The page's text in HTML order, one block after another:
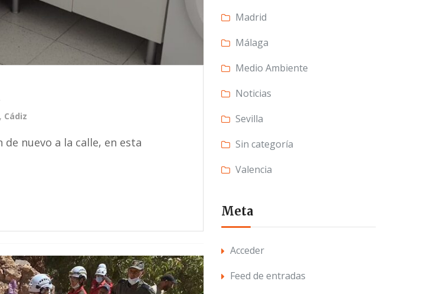
, Cádiz
nuevo a la calle, en esta
Madrid
Málaga
Medio Ambiente
Noticias
Sevilla
Sin categoría
Valencia
Meta
Acceder
Feed de entradas